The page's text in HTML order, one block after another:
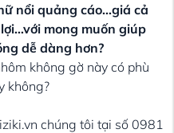
nổi quảng cáo...giá cả
mong muốn giúp
dễ dàng hơn?
không gờ này có phù
không?
chúng tôi tại số 0981